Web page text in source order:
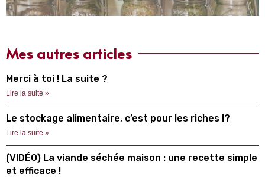
Mes autres articles
Merci à toi ! La suite ?
Lire la suite »
Le stockage alimentaire, c’est pour les riches !?
Lire la suite »
(VIDÉO) La viande séchée maison : une recette simple
et efficace !